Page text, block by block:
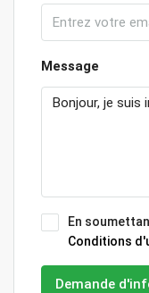
Message
En
Conditions
Demande